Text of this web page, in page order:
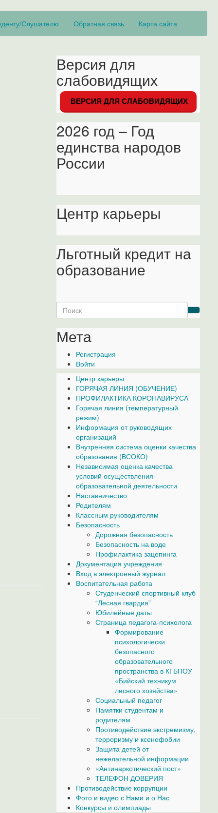
Слушателю Обратная связь Карта сайта
Версия для
слабовидящих
ВЕРСИЯ ДЛЯ СЛАБОВИДЯЩИХ
2026 год – Год
единства народов
России
Центр карьеры
Льготный кредит на
образование
Search
for:
Мета
Регистрация
Войти
Центр карьеры
ГОРЯЧАЯ ЛИНИЯ (ОБУЧЕНИЕ)
ПРОФИЛАКТИКА КОРОНАВИРУСА
Горячая линия (температурный
режим)
Информация от руководящих
организаций
Внутренняя система оценки качества
образования (ВСОКО)
Независимая оценка качества
условий осуществления
образовательной деятельности
Наставничество
Родителям
Классным руководителям
Безопасность
Дорожная безопасность
Безопасность на воде
Профилактика зацепинга
Документация учреждения
Вход в электронный журнал
Воспитательная работа
Студенческий спортивный клуб
“Лесная гвардия”
Юбилейные даты
Страница педагога-психолога
Формирование
психологически
безопасного
образовательного
пространства в КГБПОУ
«Бийский техникум
лесного хозяйства»
Социальный педагог
Памятки студентам и
родителям
Противодействие экстремизму,
терроризму и ксенофобии
Защита детей от
нежелательной информации
«Антинаркотический пост»
ТЕЛЕФОН ДОВЕРИЯ
Противодействие коррупции
Фото и видео с Нами и о Нас
Конкурсы и олимпиады